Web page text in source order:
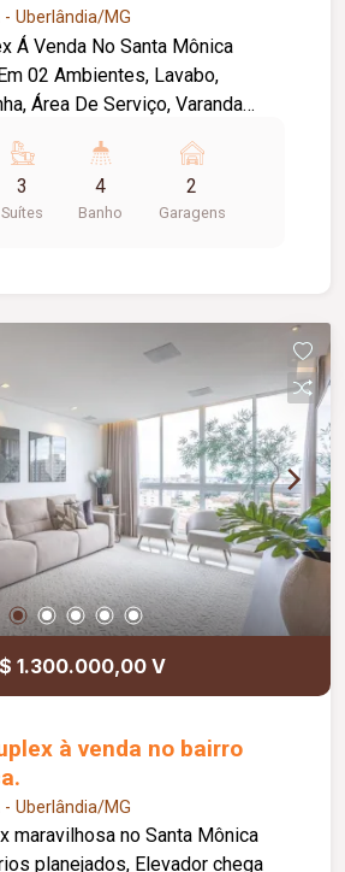
Uberlândia/MG
Á Venda No Santa Mônica
02 Ambientes, Lavabo,
Área De Serviço, Varanda
Superior: 03 Suítes, Sendo A
Closet E Hidro. Apartamento
Alta Qualidade, Piso Em
Vagas Livres De Garagem.
( aproximadamente ) : R$
de mudança
3
Suítes
4
Banho
2
Garagens
1.300.000,00 V
à venda no bairro
Uberlândia/MG
maravilhosa no Santa Mônica
planejados, Elevador chega